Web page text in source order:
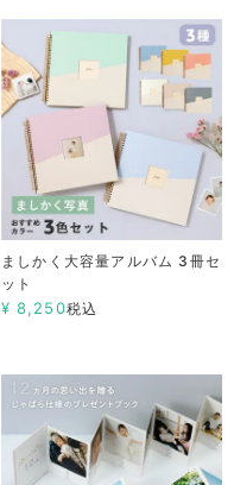
ましかく大容量アルバム 3冊セ
ット
¥ 8,250税込